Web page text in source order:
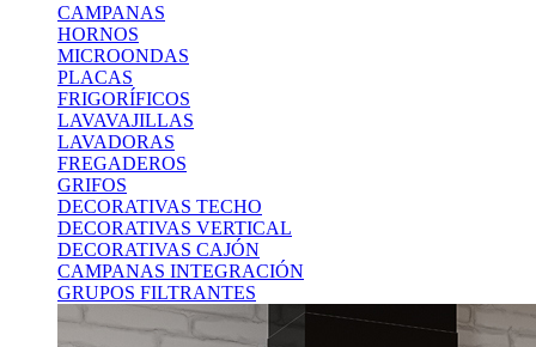
CAMPANAS
HORNOS
MICROONDAS
PLACAS
FRIGORÍFICOS
LAVAVAJILLAS
LAVADORAS
FREGADEROS
GRIFOS
DECORATIVAS TECHO
DECORATIVAS VERTICAL
DECORATIVAS CAJÓN
CAMPANAS INTEGRACIÓN
GRUPOS FILTRANTES